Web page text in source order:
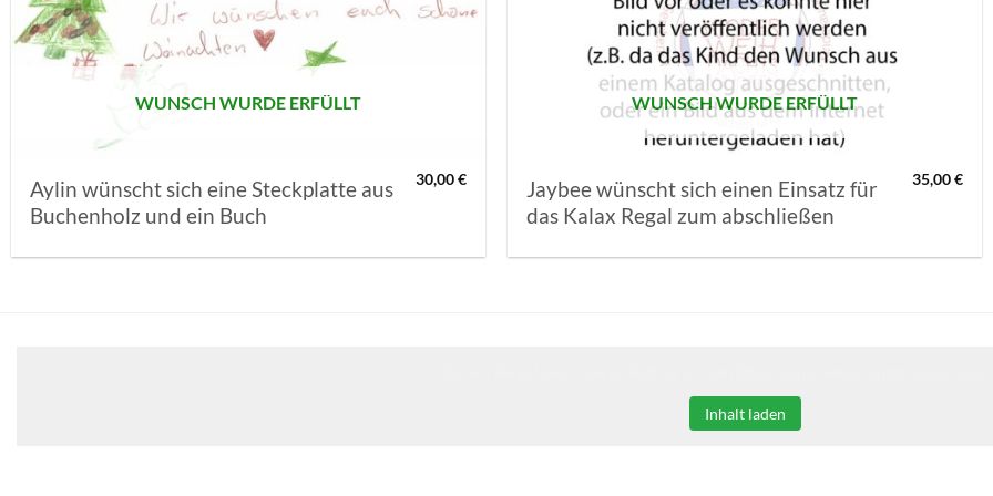
MERKLISTE
WUNSCH WURDE ERFÜLLT
Aylin wünscht sich eine Steckplatte aus
Buchenholz und ein Buch
30,00€
WUNSCH WURDE ERFÜLLT
Jaybee wünscht sich einen Einsatz für
das Kalax Regal zum abschließen
35,00€
Inhalt laden